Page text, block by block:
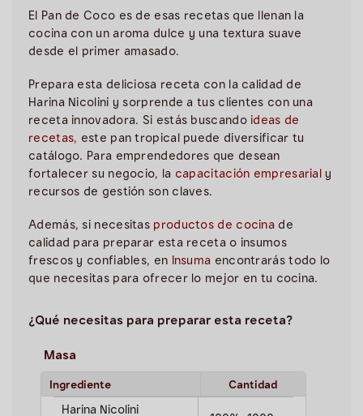
El Pan de Coco es de esas recetas que llenan la
cocina con un aroma dulce y una textura suave
desde el primer amasado.
Prepara esta deliciosa receta con la calidad de
Harina Nicolini y sorprende a tus clientes con una
receta innovadora. Si estás buscando ideas de
recetas, este pan tropical puede diversificar tu
catálogo. Para emprendedores que desean
fortalecer su negocio, la capacitación empresarial
y
recursos de gestión son claves.
Además, si necesitas productos de cocina de
calidad para preparar esta receta o insumos
frescos y confiables, en Insuma encontrarás todo lo
que necesitas para ofrecer lo mejor en tu cocina.
¿Qué necesitas para preparar esta receta?
Masa
Ingrediente Cantidad
Harina Nicolini